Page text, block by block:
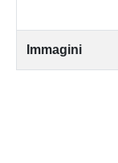
Immagini